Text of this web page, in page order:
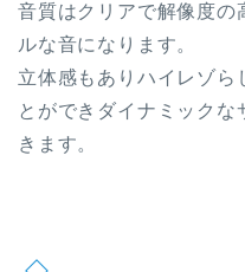
音質はクリアで解像度の
ルな音になります。
立体感もありハイレゾら
とができダイナミック
きます。